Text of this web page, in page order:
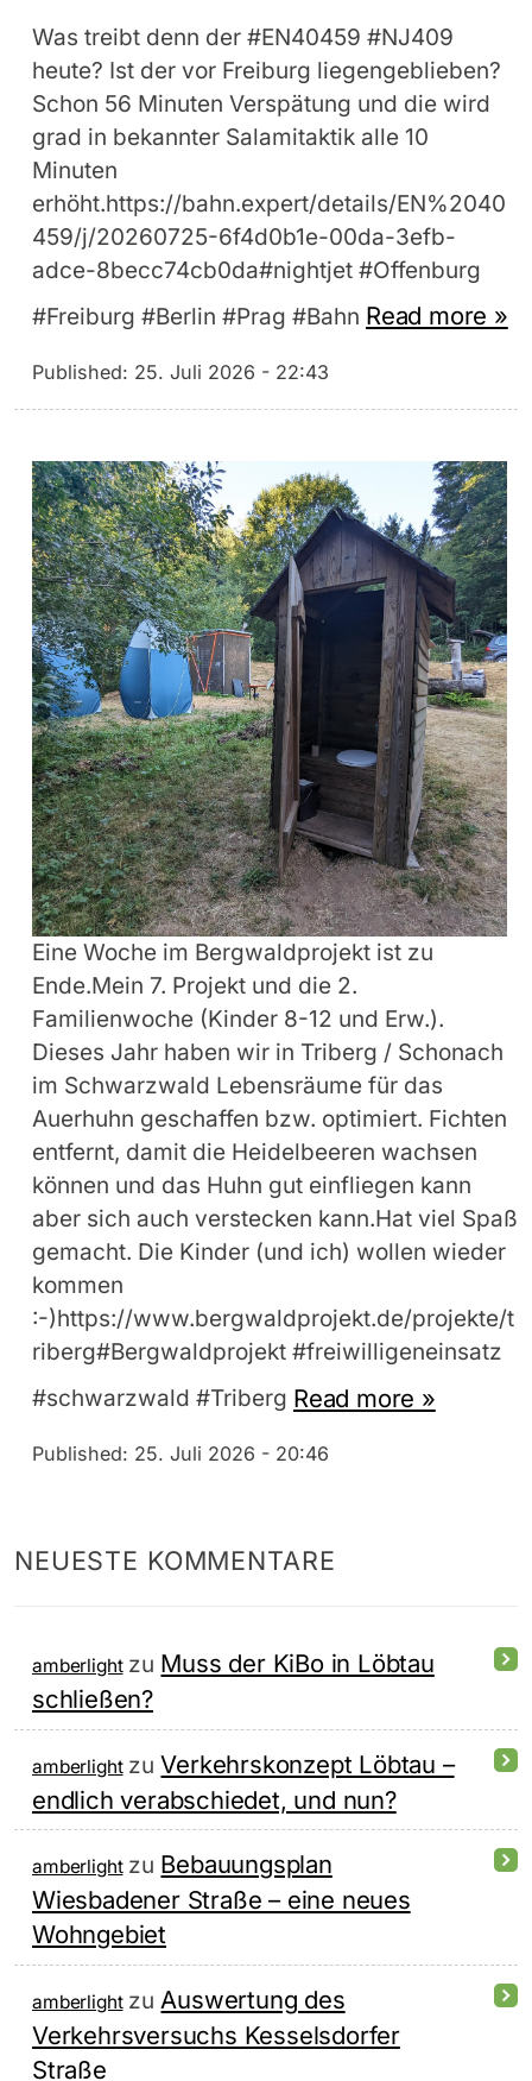
Was treibt denn der #EN40459 #NJ409
heute? Ist der vor Freiburg liegengeblieben?
Schon 56 Minuten Verspätung und die wird
grad in bekannter Salamitaktik alle 10
Minuten
erhöht.https://bahn.expert/details/EN%2040
459/j/20260725-6f4d0b1e-00da-3efb-
adce-8becc74cb0da#nightjet #Offenburg
#Freiburg #Berlin #Prag #Bahn Read more »
Published: 25. Juli 2026 - 22:43
Eine Woche im Bergwaldprojekt ist zu
Ende.Mein 7. Projekt und die 2.
Familienwoche (Kinder 8-12 und Erw.).
Dieses Jahr haben wir in Triberg / Schonach
im Schwarzwald Lebensräume für das
Auerhuhn geschaffen bzw. optimiert. Fichten
entfernt, damit die Heidelbeeren wachsen
können und das Huhn gut einfliegen kann
aber sich auch verstecken kann.Hat viel Spaß
gemacht. Die Kinder (und ich) wollen wieder
kommen
:-)https://www.bergwaldprojekt.de/projekte/t
riberg#Bergwaldprojekt #freiwilligeneinsatz
#schwarzwald #Triberg Read more »
Published: 25. Juli 2026 - 20:46
NEUESTE KOMMENTARE
amberlightzu Muss der KiBo in Löbtau
schließen?
amberlightzuVerkehrskonzept Löbtau –
endlich verabschiedet, und nun?
amberlightzu Bebauungsplan
Wiesbadener Straße – eine neues
Wohngebiet
amberlightzuAuswertung des
Verkehrsversuchs Kesselsdorfer
Straße